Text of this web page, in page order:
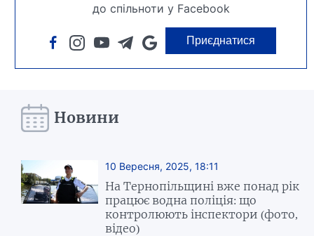
до спільноти у Facebook
Приєднатися
Новини
10 Вересня, 2025, 18:11
На Тернопільщині вже понад рік
працює водна поліція: що
контролюють інспектори (фото,
відео)